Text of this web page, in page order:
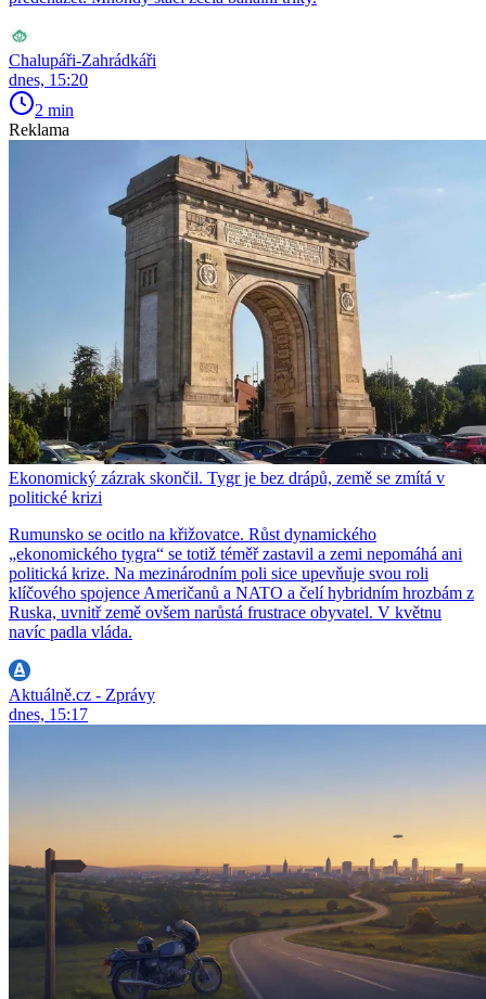
Chalupáři-Zahrádkáři
dnes, 15:20
2 min
Reklama
Ekonomický zázrak skončil. Tygr je bez drápů, země se zmítá v
politické krizi
Rumunsko se ocitlo na křižovatce. Růst dynamického
„ekonomického tygra“ se totiž téměř zastavil a zemi nepomáhá ani
politická krize. Na mezinárodním poli sice upevňuje svou roli
klíčového spojence Američanů a NATO a čelí hybridním hrozbám z
Ruska, uvnitř země ovšem narůstá frustrace obyvatel. V květnu
navíc padla vláda.
Aktuálně.cz - Zprávy
dnes, 15:17